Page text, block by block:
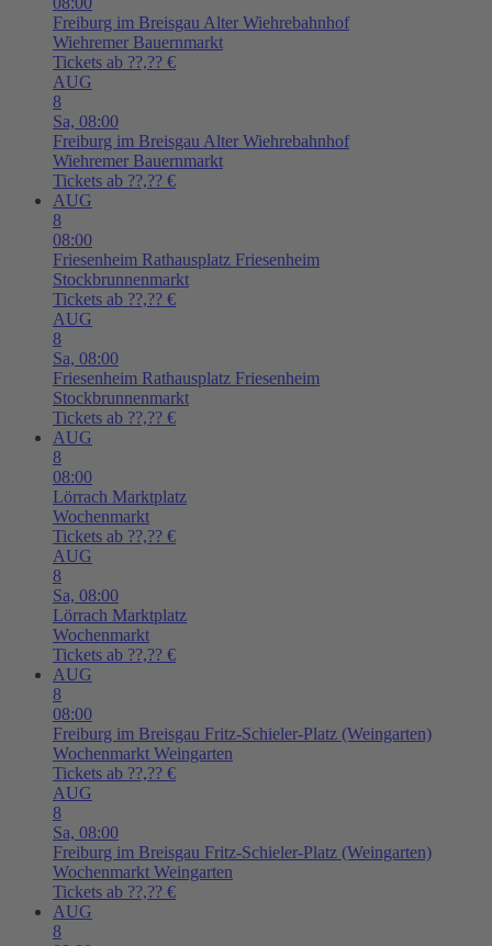
Freiburg im Breisgau Alter Wiehrebahnhof
Wiehremer Bauernmarkt
Tickets ab ??,?? €
AUG
8
Sa, 08:00
Freiburg im Breisgau Alter Wiehrebahnhof
Wiehremer Bauernmarkt
Tickets ab ??,?? €
AUG
8
08:00
Friesenheim Rathausplatz Friesenheim
Stockbrunnenmarkt
Tickets ab ??,?? €
AUG
8
Sa, 08:00
Friesenheim Rathausplatz Friesenheim
Stockbrunnenmarkt
Tickets ab ??,?? €
AUG
8
08:00
Lörrach Marktplatz
Wochenmarkt
Tickets ab ??,?? €
AUG
8
Sa, 08:00
Lörrach Marktplatz
Wochenmarkt
Tickets ab ??,?? €
AUG
8
08:00
Freiburg im Breisgau Fritz-Schieler-Platz (Weingarten)
Wochenmarkt Weingarten
Tickets ab ??,?? €
AUG
8
Sa, 08:00
Freiburg im Breisgau Fritz-Schieler-Platz (Weingarten)
Wochenmarkt Weingarten
Tickets ab ??,?? €
AUG
8